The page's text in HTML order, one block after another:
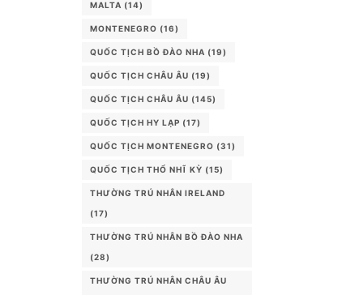
MALTA (14)
MONTENEGRO (16)
QUỐC TỊCH BỒ ĐÀO NHA (19)
QUỐC TỊCH CHÂU ÂU (19)
QUỐC TỊCH CHÂU ÂU (145)
QUỐC TỊCH HY LẠP (17)
QUỐC TỊCH MONTENEGRO (31)
QUỐC TỊCH THỔ NHĨ KỲ (15)
THƯỜNG TRÚ NHÂN IRELAND
(17)
THƯỜNG TRÚ NHÂN BỒ ĐÀO NHA
(28)
THƯỜNG TRÚ NHÂN CHÂU ÂU